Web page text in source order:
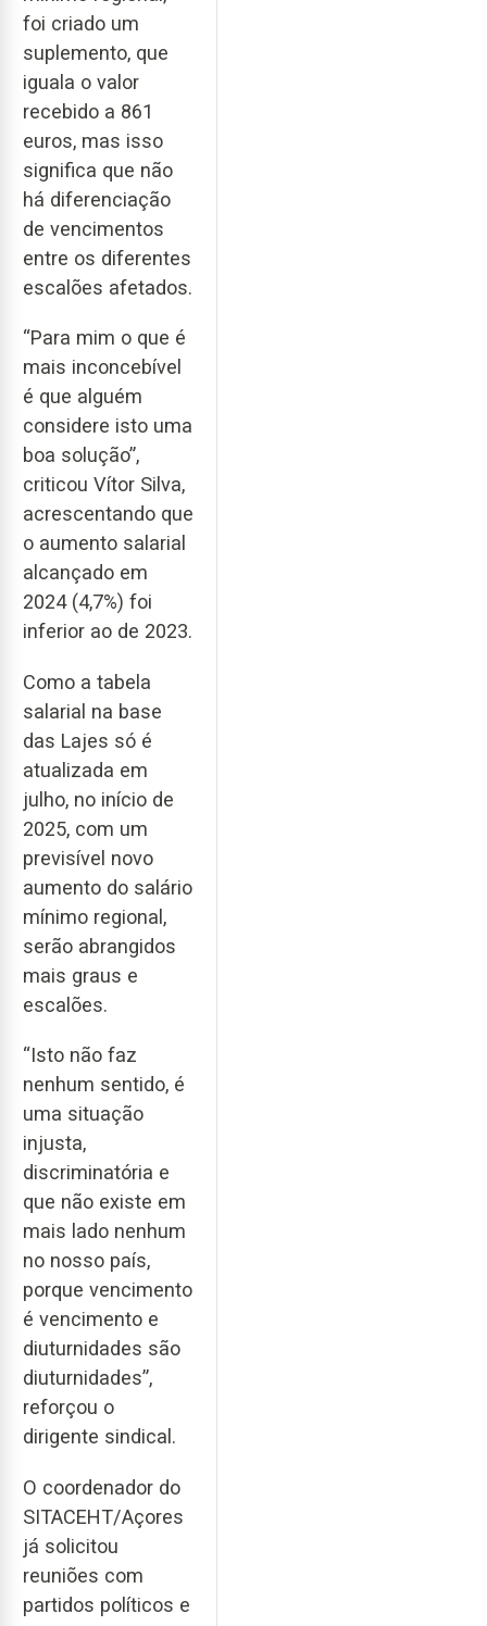
foi criado um
suplemento, que
iguala o valor
recebido a 861
euros, mas isso
significa que não
há diferenciação
de vencimentos
entre os diferentes
escalões afetados.
“Para mim o que é
mais inconcebível
é que alguém
considere isto uma
boa solução”,
criticou Vítor Silva,
acrescentando que
o aumento salarial
alcançado em
2024 (4,7%) foi
inferior ao de 2023.
Como a tabela
salarial na base
das Lajes só é
atualizada em
julho, no início de
2025, com um
previsível novo
aumento do salário
mínimo regional,
serão abrangidos
mais graus e
escalões.
“Isto não faz
nenhum sentido, é
uma situação
injusta,
discriminatória e
que não existe em
mais lado nenhum
no nosso país,
porque vencimento
é vencimento e
diuturnidades são
diuturnidades”,
reforçou o
dirigente sindical.
O coordenador do
SITACEHT/Açores
já solicitou
reuniões com
partidos políticos e